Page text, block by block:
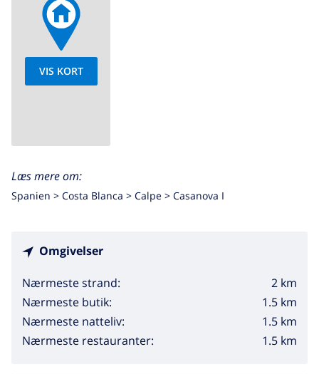
VIS KORT
Læs mere om:
Spanien > Costa Blanca > Calpe > Casanova I
Omgivelser
Nærmeste strand:
2 km
Nærmeste butik:
1.5 km
Nærmeste natteliv:
1.5 km
Nærmeste restauranter:
1.5 km